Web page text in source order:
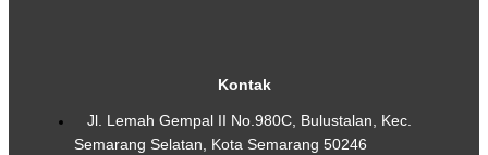
Kontak
Jl. Lemah Gempal II No.980C, Bulustalan, Kec.
Semarang Selatan, Kota Semarang 50246